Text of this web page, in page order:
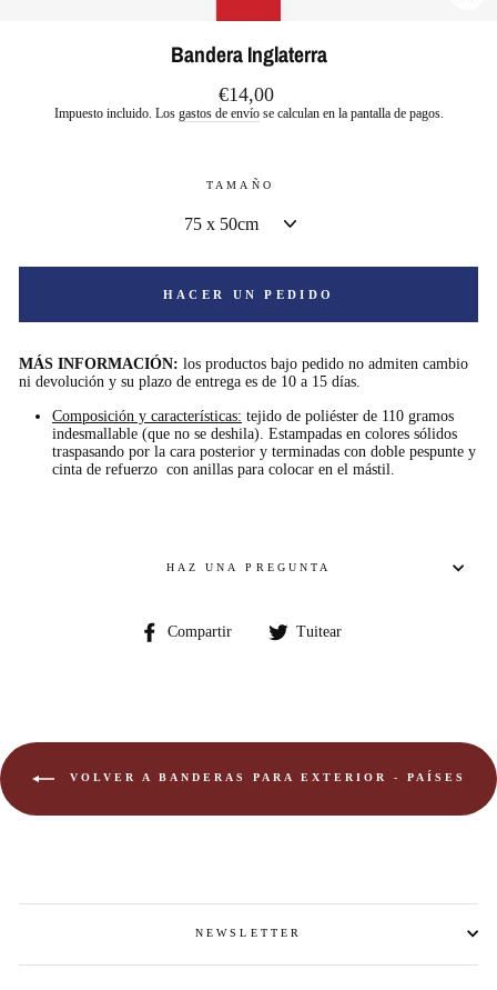
Bandera Inglaterra
Precio
habitual
€14,00
Impuesto incluido. Los gastos de envíose calculan en la pantalla de pagos.
TAMAÑO
HACER UN PEDIDO
MÁS INFORMACIÓN: los productos bajo pedido no admiten cambio
ni devolución y su plazo de entrega es de 10 a 15 días.
Composición y características: tejido de poliéster de 110 gramos
indesmallable (que no se deshila). Estampadas en colores sólidos
traspasando por la cara posterior y terminadas con doble pespunte y
cinta de refuerzo con anillas para colocar en el mástil.
HAZ UNA PREGUNTA
Compartir
CompartirTuitear
VOLVER A BANDERAS PARA EXTERIOR - PAÍSES
NEWSLETTER